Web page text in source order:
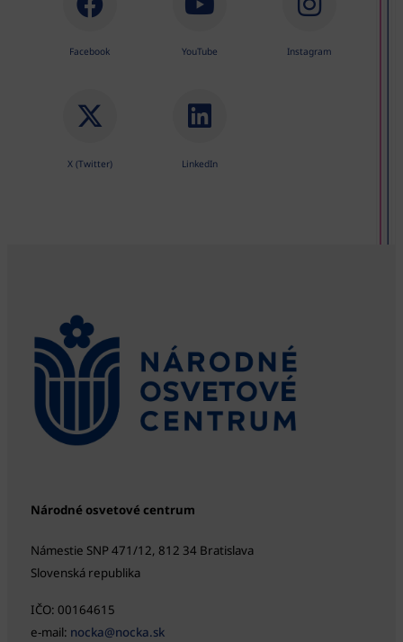
Facebook YouTube Instagram
X (Twitter) LinkedIn
Národné osvetové centrum
Námestie SNP 471/12, 812 34 Bratislava
Slovenská republika
IČO: 00164615
e-mail: nocka@nocka.sk